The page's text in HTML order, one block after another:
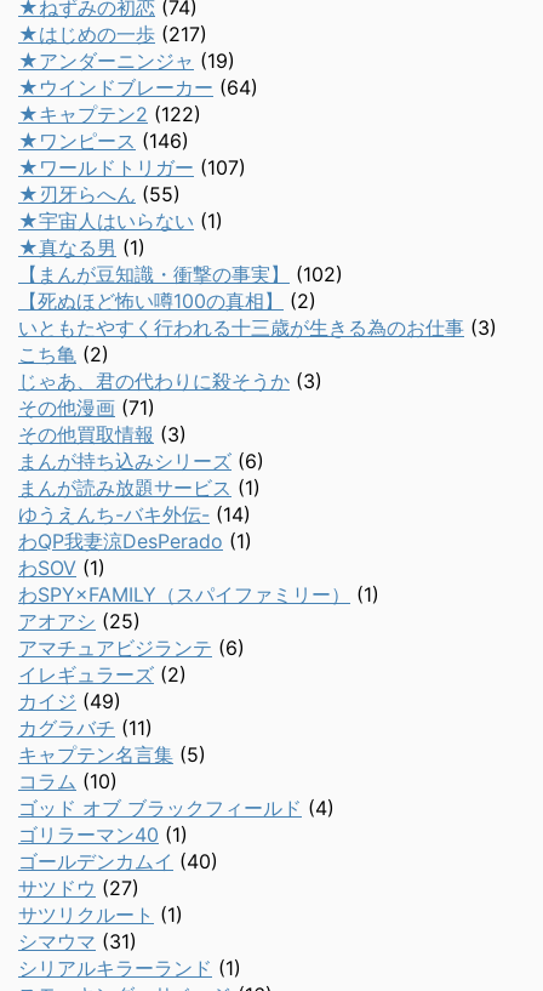
★ねずみの初恋 (74)
★はじめの一歩 (217)
★アンダーニンジャ (19)
★ウインドブレーカー (64)
★キャプテン2 (122)
★ワンピース (146)
★ワールドトリガー (107)
★刃牙らへん (55)
★宇宙人はいらない (1)
★真なる男 (1)
【まんが豆知識・衝撃の事実】
(102)
【死ぬほど怖い噂100の真相】
(2)
いともたやすく行われる十三歳が生きる為のお仕事 (3)
こち亀 (2)
じゃあ、君の代わりに殺そうか (3)
その他漫画 (71)
その他買取情報 (3)
まんが持ち込みシリーズ (6)
まんが読み放題サービス (1)
ゆうえんち-バキ外伝- (14)
わQP我妻涼DesPerado (1)
わSOV (1)
わSPY×FAMILY（スパイファミリー）
(1)
アオアシ (25)
アマチュアビジランテ (6)
イレギュラーズ (2)
カイジ (49)
カグラバチ (11)
キャプテン名言集 (5)
コラム (10)
ゴッド オブ ブラックフィールド (4)
ゴリラーマン40 (1)
ゴールデンカムイ (40)
サツドウ (27)
サツリクルート (1)
シマウマ (31)
シリアルキラーランド (1)